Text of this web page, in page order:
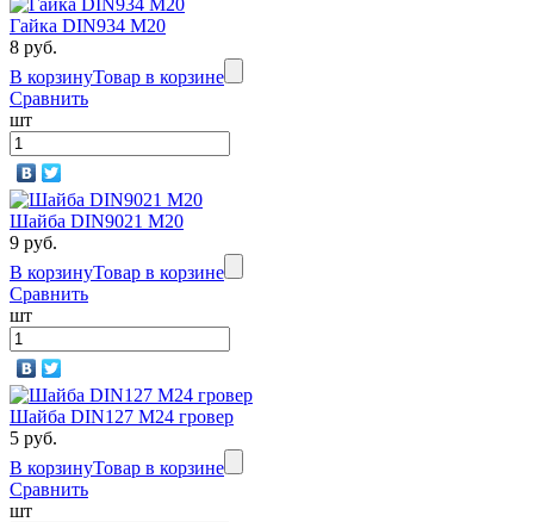
Гайка DIN934 M20
8 руб.
В корзинуТовар в корзине
Сравнить
шт
Шайба DIN9021 М20
9 руб.
В корзинуТовар в корзине
Сравнить
шт
Шайба DIN127 М24 гровер
5 руб.
В корзинуТовар в корзине
Сравнить
шт